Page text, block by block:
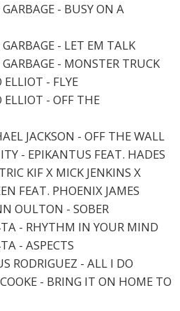
- BUSY ON A
- LET EM TALK
- MONSTER TRUCK
- FLYE
- OFF THE
JACKSON - OFF THE WALL
- EPIKANTUS FEAT. HADES
KIF X MICK JENKINS X
FEAT. PHOENIX JAMES
OULTON - SOBER
- RHYTHM IN YOUR MIND
- ASPECTS
RODRIGUEZ - ALL I DO
- BRING IT ON HOME TO